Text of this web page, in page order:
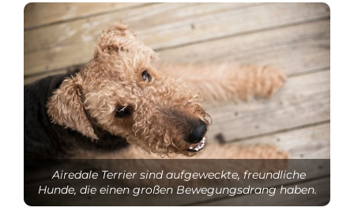
Airedale Terrier sind aufgeweckte, freundliche
Hunde, die einen großen Bewegungsdrang haben.